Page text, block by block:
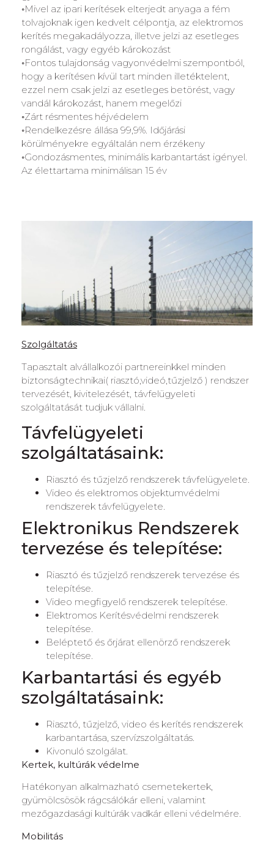
◦Mivel az ipari kerítések elterjedt anyaga a fém
tolvajoknak igen kedvelt célpontja, az elektromos
kerítés megakadályozza, illetve jelzi az esetleges
rongálást, vagy egyéb károkozást
◦Fontos tulajdonság vagyonvédelmi szempontból,
hogy a kerítésen kívül tart minden illetéktelent,
ezzel nem csak jelzi az esetleges betörést, vagy
vandál károkozást, hanem megelőzi
◦Zárt résmentes héjvédelem
◦Rendelkezésre állása 99,9%. Időjárási
körülményekre egyáltalán nem érzékeny
◦Gondozásmentes, minimális karbantartást igényel.
Az élettartama minimálisan 15 év
Szolgáltatás
Tapasztalt alvállalkozói partnereinkkel minden
biztonságtechnikai( riasztó,videó,tűzjelző ) rendszer
tervezését, kivitelezését, távfelügyeleti
szolgáltatását tudjuk vállalni.
Távfelügyeleti
szolgáltatásaink:
Riasztó és tűzjelző rendszerek távfelügyelete.
Video és elektromos objektumvédelmi
rendszerek távfelügyelete.
Elektronikus Rendszerek
tervezése és telepítése:
Riasztó és tűzjelző rendszerek tervezése és
telepítése.
Video megfigyelő rendszerek telepítése.
Elektromos Kerítésvédelmi rendszerek
telepítése.
Beléptető és őrjárat ellenörző rendszerek
telepítése.
Karbantartási és egyéb
szolgáltatásaink:
Riasztó, tűzjelző, video és kerítés rendszerek
karbantartása, szervízszolgáltatás.
Kivonuló szolgálat.
Kertek, kultúrák védelme
Hatékonyan alkalmazható csemetekertek,
gyümölcsösök rágcsálókár elleni, valamint
mezőgazdasági kultúrák vadkár elleni védelmére.
Mobilitás